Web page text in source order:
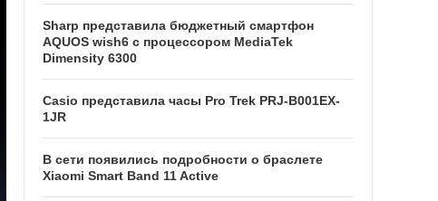
Sharp представила бюджетный смартфон
AQUOS wish6 с процессором MediaTek
Dimensity 6300
Casio представила часы Pro Trek PRJ-B001EX-
1JR
В сети появились подробности о браслете
Xiaomi Smart Band 11 Active